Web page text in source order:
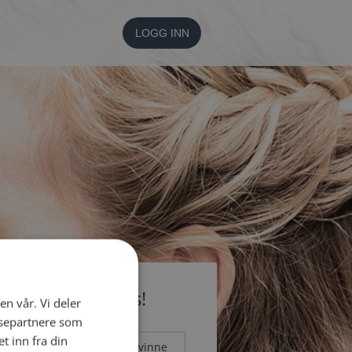
LOGG INN
medlem gratis!
Mann Kvinne
vår. Vi deler
som
inn fra din